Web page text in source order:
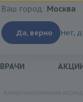
Ваш город:Москва
Ваш город: Москва
Да, верно Нет,
ВРАЧИ